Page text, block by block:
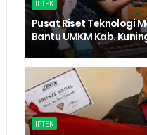
IPTEK
Pusat Riset Teknologi
Bantu UMKM Kab.
IPTEK